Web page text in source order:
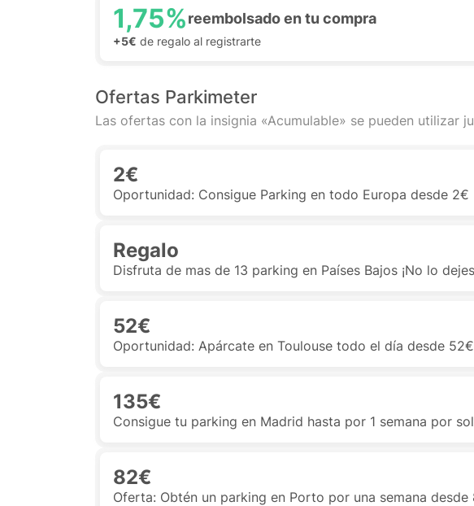
1,75%reembolsado en tu compra
+5€ de regalo al registrarte
Ofertas Parkimeter
Las ofertas con la insignia «Acumulable» se pueden utilizar
2€
Oportunidad: Consigue Parking en todo Europa desde 2€
Regalo
Disfruta de mas de 13 parking en Países Bajos ¡No lo
52€
Oportunidad: Apárcate en Toulouse todo el día desde 52€
135€
Consigue tu parking en Madrid hasta por 1 semana por
82€
Oferta: Obtén un parking en Porto por una semana desde